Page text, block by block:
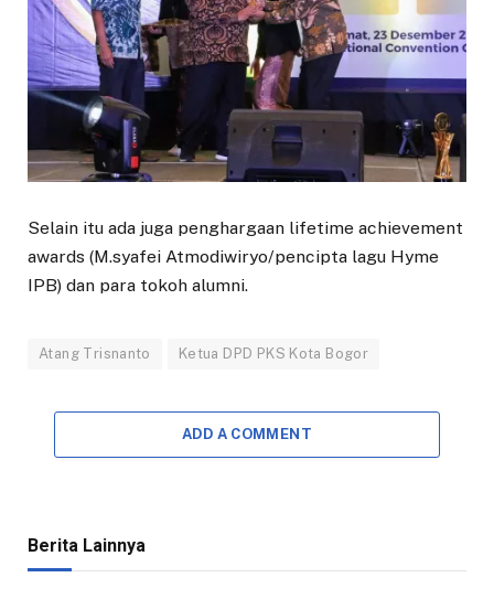
Selain itu ada juga penghargaan lifetime achievement
awards (M.syafei Atmodiwiryo/pencipta lagu Hyme
IPB) dan para tokoh alumni.
Atang Trisnanto Ketua DPD PKS Kota Bogor
ADD A COMMENT
Berita Lainnya